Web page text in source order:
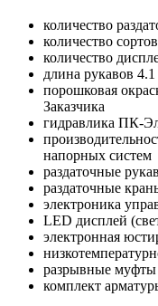
количество
количество
количество
длина рукавов
порошковая
Заказчика
гидравлика ПК-
напорных систем
раздаточные
раздаточные
электроника
LED дисплей
электронная
разрывные муфты
комплект